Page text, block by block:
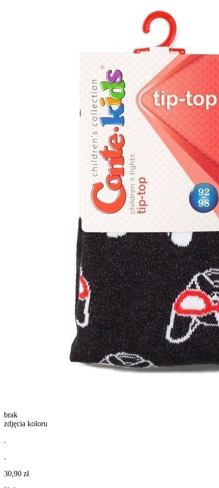
brak
zdjęcia koloru
.
.
30,90 zł